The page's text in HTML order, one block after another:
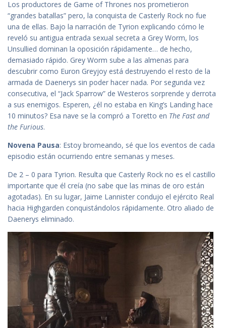
Los productores de Game of Thrones nos prometieron
“grandes batallas” pero, la conquista de Casterly Rock no fue
una de ellas. Bajo la narración de Tyrion explicando cómo le
reveló su antigua entrada sexual secreta a Grey Worm, los
Unsullied dominan la oposición rápidamente… de hecho,
demasiado rápido. Grey Worm sube a las almenas para
descubrir como Euron Greyjoy está destruyendo el resto de la
armada de Daenerys sin poder hacer nada. Por segunda vez
consecutiva, el “Jack Sparrow” de Westeros sorprende y derrota
a sus enemigos. Esperen, ¿él no estaba en King’s Landing hace
10 minutos? Esa nave se la compró a Toretto en The Fast and
the Furious.
Novena Pausa: Estoy bromeando, sé que los eventos de cada
episodio están ocurriendo entre semanas y meses.
De 2 – 0 para Tyrion. Resulta que Casterly Rock no es el castillo
importante que él creía (no sabe que las minas de oro están
agotadas). En su lugar, Jaime Lannister condujo el ejército Real
hacia Highgarden conquistándolos rápidamente. Otro aliado de
Daenerys eliminado.